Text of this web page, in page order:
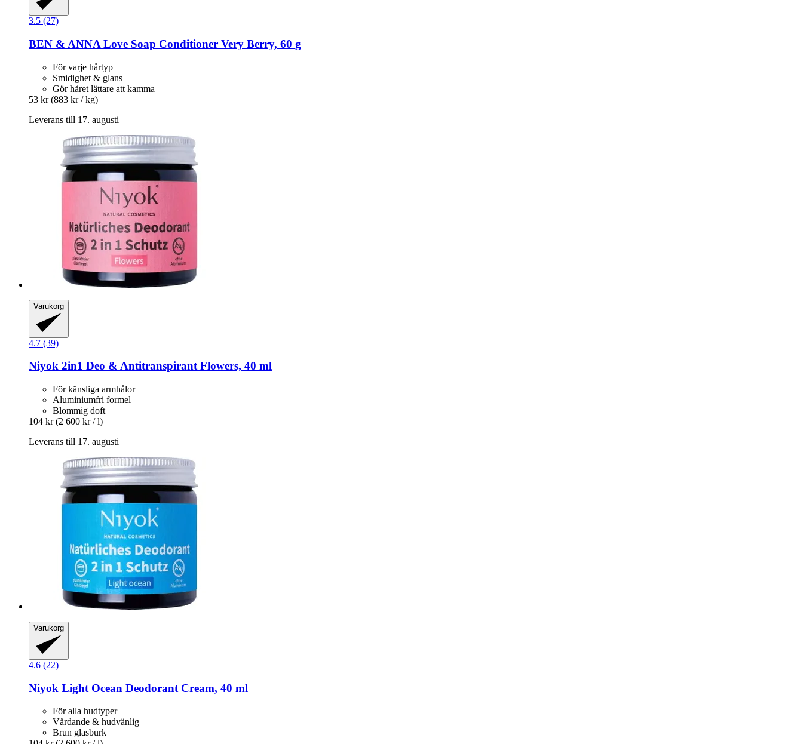
3.5 (27)
BEN & ANNA Love Soap Conditioner Very Berry, 60 g
För varje hårtyp
Smidighet & glans
Gör håret lättare att kamma
53 kr (883 kr / kg)
Leverans till 17. augusti
Varukorg
4.7 (39)
Niyok 2in1 Deo & Antitranspirant Flowers, 40 ml
För känsliga armhålor
Aluminiumfri formel
Blommig doft
104 kr (2 600 kr / l)
Leverans till 17. augusti
Varukorg
4.6 (22)
Niyok Light Ocean Deodorant Cream, 40 ml
För alla hudtyper
Vårdande & hudvänlig
Brun glasburk